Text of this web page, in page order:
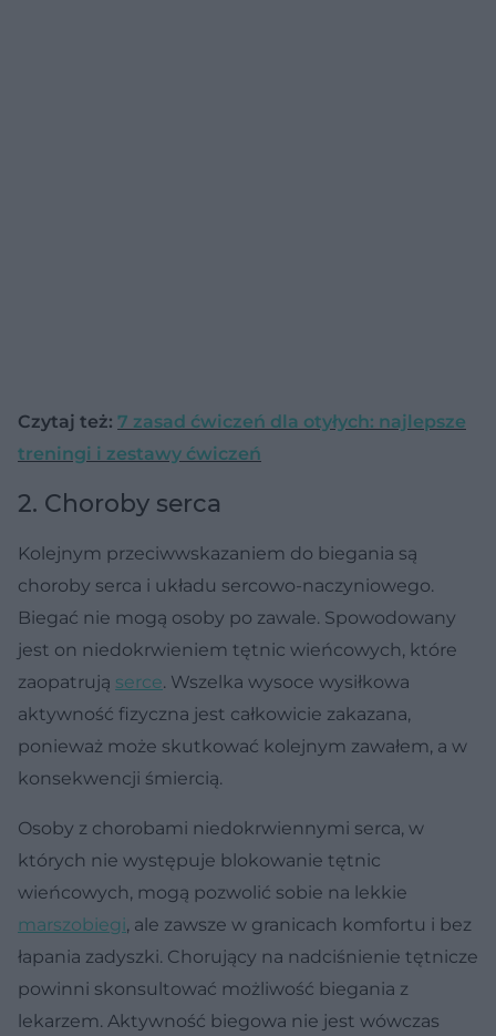
Czytaj też: 7 zasad ćwiczeń dla otyłych: najlepsze
treningi i zestawy ćwiczeń
2. Choroby serca
Kolejnym przeciwwskazaniem do biegania są
choroby serca i układu sercowo-naczyniowego.
Biegać nie mogą osoby po zawale. Spowodowany
jest on niedokrwieniem tętnic wieńcowych, które
zaopatrują serce. Wszelka wysoce wysiłkowa
aktywność fizyczna jest całkowicie zakazana,
ponieważ może skutkować kolejnym zawałem, a w
konsekwencji śmiercią.
Osoby z chorobami niedokrwiennymi serca, w
których nie występuje blokowanie tętnic
wieńcowych, mogą pozwolić sobie na lekkie
marszobiegi, ale zawsze w granicach komfortu i bez
łapania zadyszki. Chorujący na nadciśnienie tętnicze
powinni skonsultować możliwość biegania z
lekarzem. Aktywność biegowa nie jest wówczas